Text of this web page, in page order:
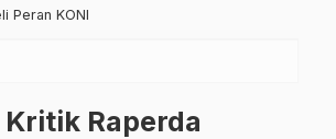
Peran KONI
Raperda